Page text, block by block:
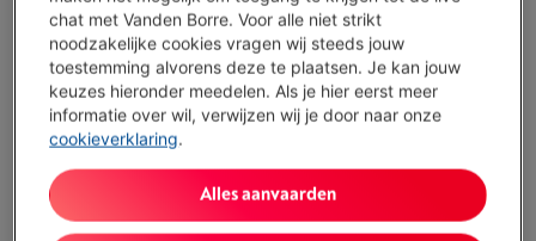
Verborgen weerstand
Automatische stop aan 100°C
360° draaibaar
Geen antikalkfilter
Toon alle specificaties
chat met Vanden Borre. Voor alle niet strikt
noodzakelijke cookies vragen wij steeds jouw
toestemming alvorens deze te plaatsen. Je kan jouw
keuzes hieronder meedelen. Als je hier eerst meer
informatie over wil, verwijzen wij je door naar onze
cookieverklaring.
Alles aanvaarden